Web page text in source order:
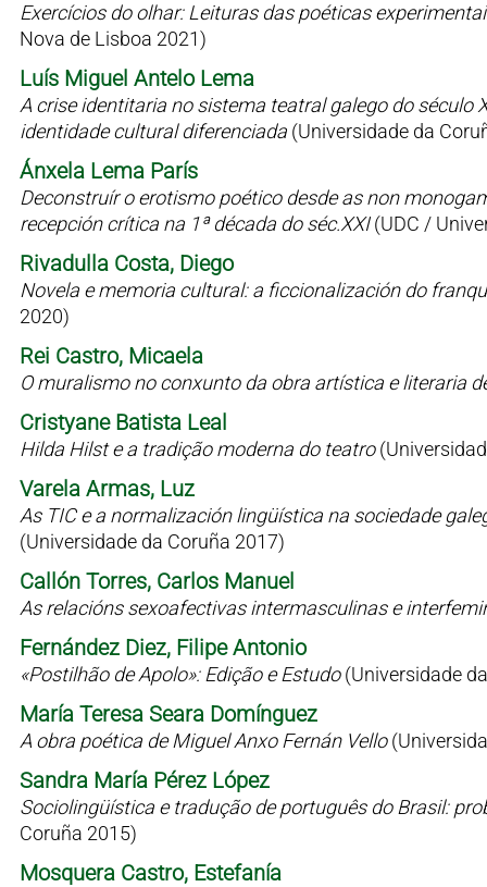
Exercícios do olhar: Leituras das poéticas
Nova de Lisboa 2021)
Luís Miguel Antelo Lema
A crise identitaria no sistema teatral galego do século
identidade cultural diferenciada (Universidade da
Ánxela Lema París
Deconstruír o erotismo poético desde as non
recepción crítica na 1ª década do séc.XXI(UDC /
Rivadulla Costa, Diego
Novela e memoria cultural: a ficcionalización do
2020)
Rei Castro, Micaela
O muralismo no conxunto da obra artística e literaria
Cristyane Batista Leal
Hilda Hilst e a tradição moderna do teatro
Varela Armas, Luz
As TIC e a normalización lingüística na sociedade
(Universidade da Coruña 2017)
Callón Torres, Carlos Manuel
As relacións sexoafectivas intermasculinas e
Fernández Diez, Filipe Antonio
«Postilhão de Apolo»: Edição e Estudo(Universidade
María Teresa Seara Domínguez
A obra poética de Miguel Anxo Fernán Vello
Sandra María Pérez López
Sociolingüística e tradução de português do Brasil:
Coruña 2015)
Mosquera Castro, Estefanía